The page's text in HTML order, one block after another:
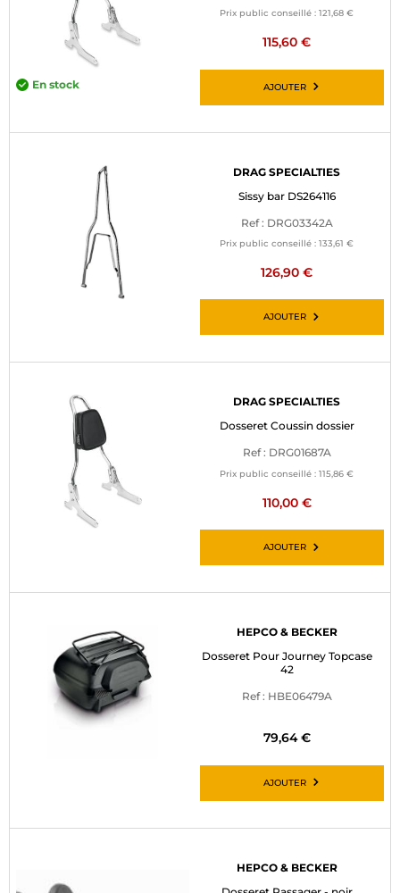
Prix public conseillé : 121,68 €
115,60 €
En stock AJOUTER
DRAG SPECIALTIES
Sissy bar DS264116
Ref : DRG03342A
Prix public conseillé : 133,61 €
126,90 €
AJOUTER
DRAG SPECIALTIES
Dosseret Coussin dossier
Ref : DRG01687A
Prix public conseillé : 115,86 €
110,00 €
AJOUTER
HEPCO & BECKER
Dosseret Pour Journey Topcase
42
Ref : HBE06479A
79,64 €
AJOUTER
HEPCO & BECKER